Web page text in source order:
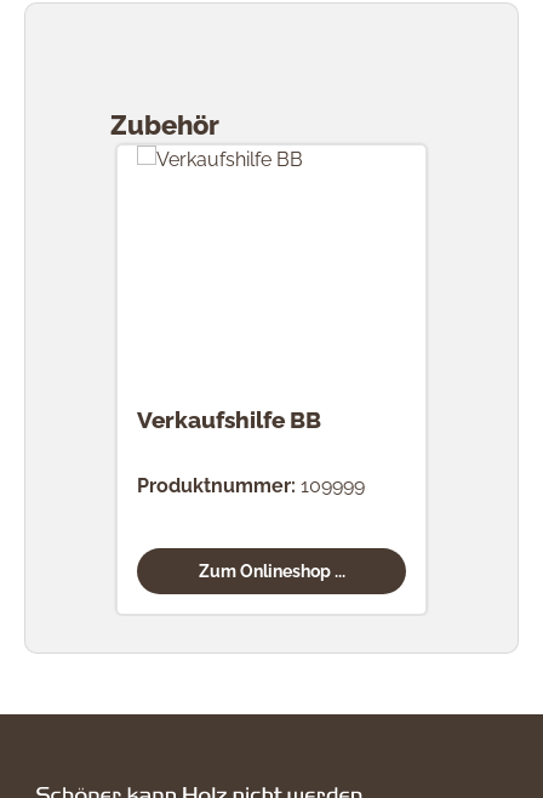
Zubehör
Verkaufshilfe BB
Produktnummer: 109999
Zum Onlineshop ...